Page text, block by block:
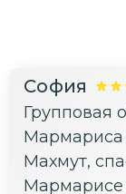
София
Групповая
Мармариса
Махмут,
Мармарисе